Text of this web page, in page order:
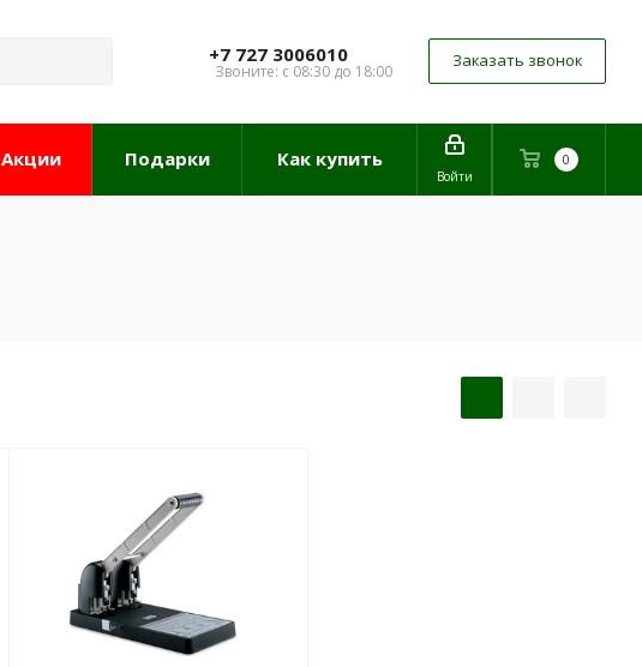
+7 727 3006010
Звоните: с 08:30 до 18:00
Заказать звонок
0
Войти
Акции Подарки Как купить